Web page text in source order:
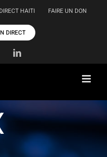
DIRECT HAITI FAIRE UN DON
DIRECT
LinkedIn